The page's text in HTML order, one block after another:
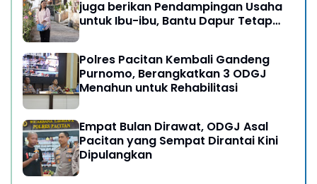
juga berikan Pendampingan Usaha
untuk Ibu-ibu, Bantu Dapur Tetap
Polres Pacitan Kembali Gandeng
Purnomo, Berangkatkan 3 ODGJ
Menahun untuk Rehabilitasi
Empat Bulan Dirawat, ODGJ Asal
Pacitan yang Sempat Dirantai Kini
Dipulangkan